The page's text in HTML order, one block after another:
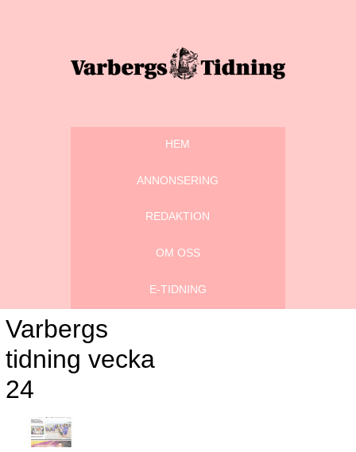
HEM
ANNONSERING
REDAKTION
OM OSS
E-TIDNING
Varbergs
tidning vecka
24